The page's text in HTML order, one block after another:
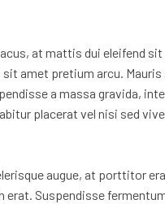
at mattis dui eleifend
amet pretium arcu.
a massa gravida,
placerat vel nisi sed
augue, at porttitor
Suspendisse